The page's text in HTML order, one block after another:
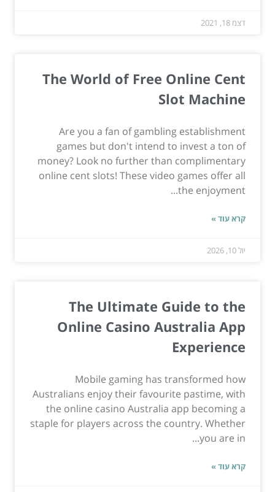
דצמ 18, 2021
The World of Free Online Cent
Slot Machine
Are you a fan of gambling establishment
games but don't intend to invest a ton of
money? Look no further than complimentary
online cent slots! These video games offer all
the enjoyment...
קרא עוד »
יול 10, 2026
The Ultimate Guide to the
Online Casino Australia App
Experience
Mobile gaming has transformed how
Australians enjoy their favourite pastime, with
the online casino Australia app becoming a
staple for players across the country. Whether
you are in...
קרא עוד »